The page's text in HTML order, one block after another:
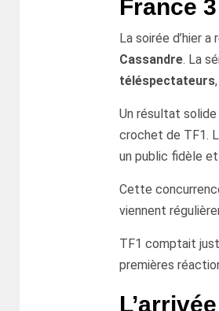
France
La soirée d’hier
Cassandre. La
téléspectateurs
Un résultat
crochet de TF1.
un public fidèle
Cette
viennent
TF1 comptait
premières